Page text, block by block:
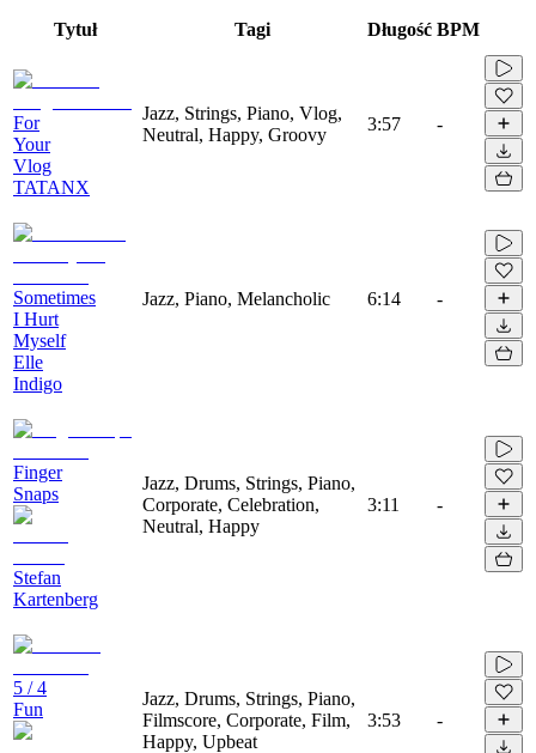
Tytuł Tagi Długość BPM
For
Your
Vlog
TATANX
Jazz, Strings, Piano, Vlog,
Neutral, Happy, Groovy
3:57 -
Sometimes
I Hurt
Myself
Elle
Indigo
Jazz, Piano, Melancholic 6:14 -
Finger
Snaps
Stefan
Kartenberg
Jazz, Drums, Strings, Piano,
Corporate, Celebration,
Neutral, Happy
3:11 -
5 / 4
Fun
Jazz, Drums, Strings, Piano,
Filmscore, Corporate, Film,
Happy, Upbeat
3:53 -